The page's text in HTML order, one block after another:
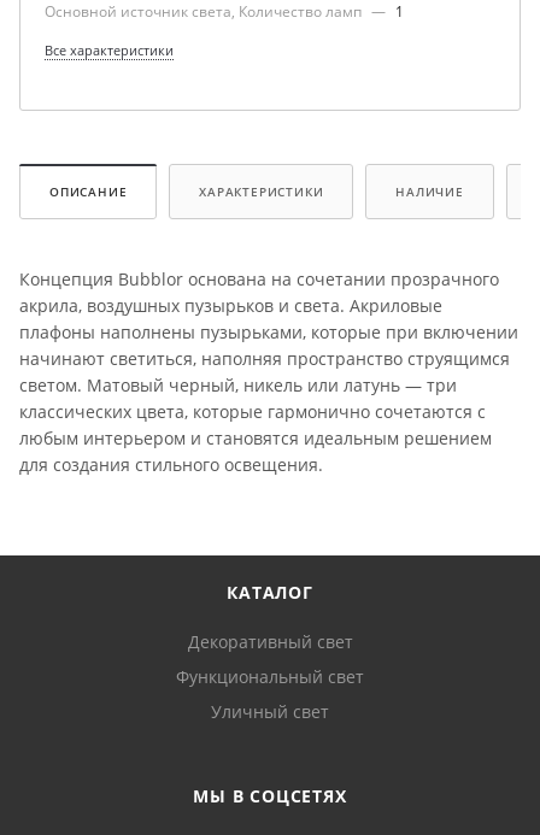
Основной источник света, Количество ламп — 1
Все характеристики
ОПИСАНИЕ ХАРАКТЕРИСТИКИ НАЛИЧИЕ
Концепция Bubblor основана на сочетании прозрачного
акрила, воздушных пузырьков и света. Акриловые
плафоны наполнены пузырьками, которые при включении
начинают светиться, наполняя пространство струящимся
светом. Матовый черный, никель или латунь — три
классических цвета, которые гармонично сочетаются с
любым интерьером и становятся идеальным решением
для создания стильного освещения.
КАТАЛОГ
Декоративный свет
Функциональный свет
Уличный свет
МЫ В СОЦСЕТЯХ